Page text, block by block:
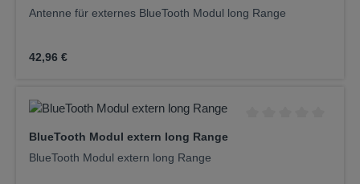
Antenne für externes BlueTooth Modul long Range
Regulärer Preis:
42,96 €
BlueTooth Modul extern long Range
BlueTooth Modul extern long Range